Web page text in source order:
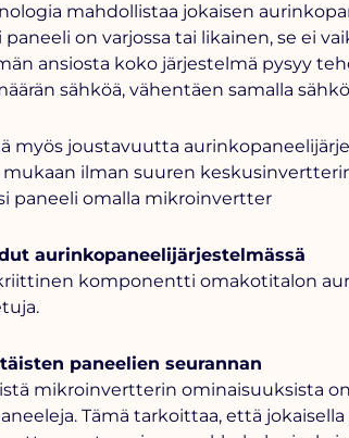
mahdollistaa jokaisen
paneeli on varjossa tai likainen, se ei
ansiosta koko järjestelmä pysyy
sähköä, vähentäen samalla
myös joustavuutta
ilman suuren
paneeli omalla mikroinvertter
aurinkopaneelijärjestelmässä
komponentti omakotitalon
paneelien seurannan
mikroinvertterin ominaisuuksista
Tämä tarkoittaa, että